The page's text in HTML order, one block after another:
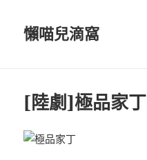
懶喵兒滴窩
[陸劇]極品家丁